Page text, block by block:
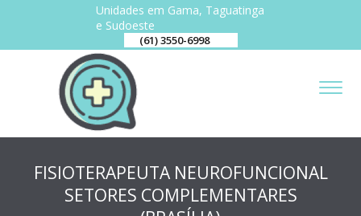
Unidades em Gama, Taguatinga
e Sudoeste
(61) 3550-6998
FISIOTERAPEUTA NEUROFUNCIONAL
SETORES COMPLEMENTARES